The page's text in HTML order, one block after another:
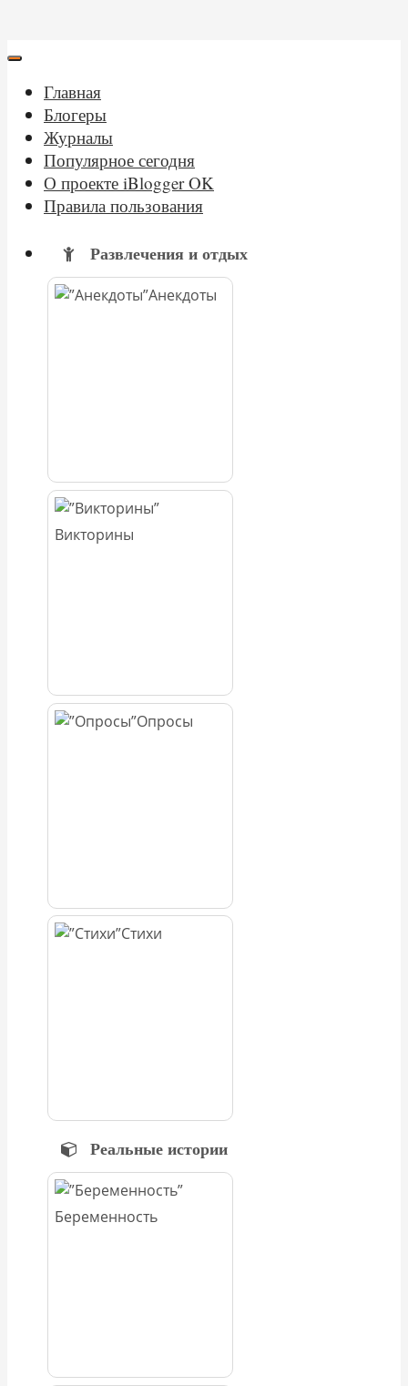
Главная
Блогеры
Журналы
Популярное сегодня
О проекте iBlogger OK
Правила пользования
Развлечения и отдых
Анекдоты
Викторины
Опросы
Стихи
Реальные истории
Беременность